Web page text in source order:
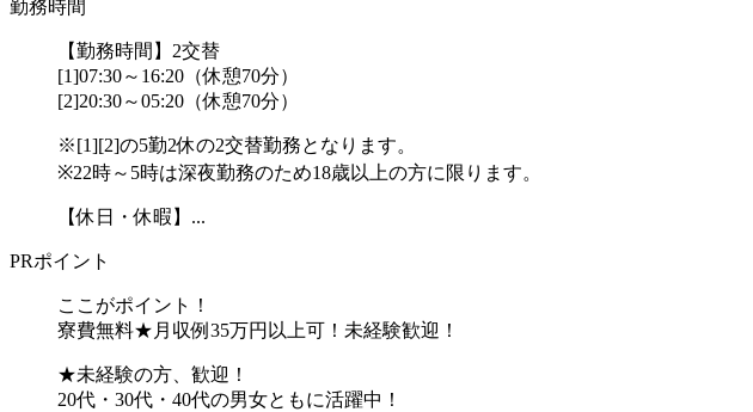
勤務時間
【勤務時間】2交替
[1]07:30～16:20（休憩70分）
[2]20:30～05:20（休憩70分）
※[1][2]の5勤2休の2交替勤務となります。
※22時～5時は深夜勤務のため18歳以上の方に限ります。
【休日・休暇】...
PRポイント
ここがポイント！
寮費無料★月収例35万円以上可！未経験歓迎！
★未経験の方、歓迎！
20代・30代・40代の男女ともに活躍中！